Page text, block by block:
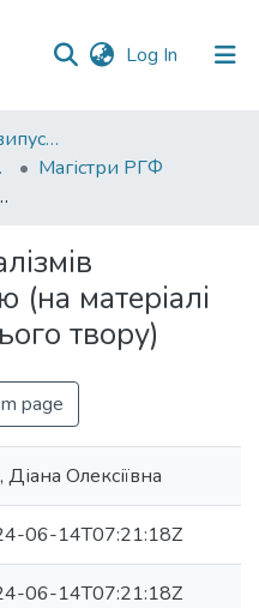
Log In (current)
01. Кваліфікаційні випускні роботи здобувачів вищої освіти
Магістри РГФ
сучасного художнього твору)
(на матеріалі
твору)
page
Діана Олексіївна
06-14T07:21:18Z
06-14T07:21:18Z